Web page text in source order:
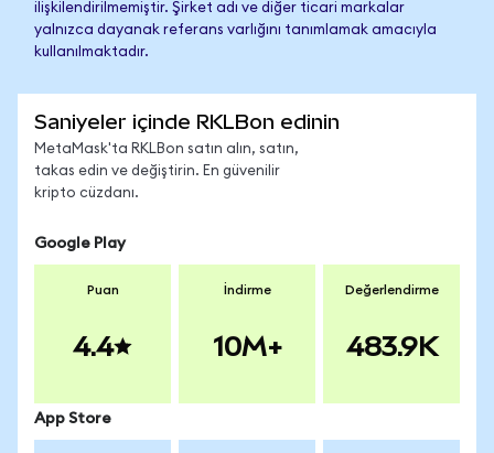
ilişkilendirilmemiştir. Şirket adı ve diğer ticari markalar
yalnızca dayanak referans varlığını tanımlamak amacıyla
kullanılmaktadır.
Saniyeler içinde RKLBon edinin
MetaMask'ta RKLBon satın alın, satın,
takas edin ve değiştirin. En güvenilir
kripto cüzdanı.
Google Play
Puan
4.4
İndirme
10M+
Değerlendirme
483.9K
App Store